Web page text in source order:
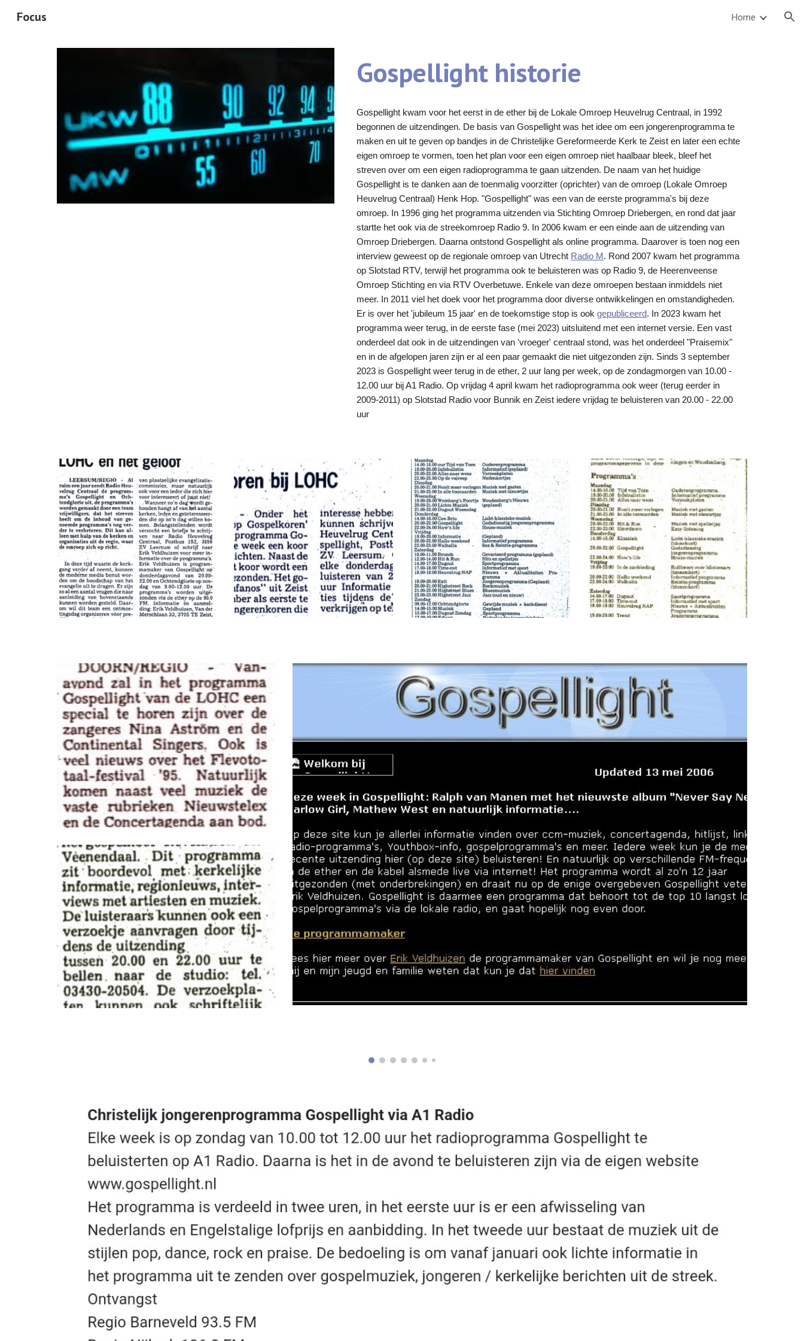
Focus Home
Gospellight historie
Gospellight kwam voor het eerst in de ether bij de Lokale Omroep Heuvelrug Centraal, in 1992
begonnen de uitzendingen. De basis van Gospellight was het idee om een jongerenprogramma te
maken en uit te geven op bandjes in de Christelijke Gereformeerde Kerk te Zeist en later een echte
eigen omroep te vormen, toen het plan voor een eigen omroep niet haalbaar bleek, bleef het
streven over om een eigen radioprogramma te gaan uitzenden. De naam van het huidige
Gospellight is te danken aan de toenmalig voorzitter (oprichter) van de omroep (Lokale Omroep
Heuvelrug Centraal) Henk Hop. "Gospellight" was een van de eerste programma's bij deze
omroep. In 1996 ging het programma uitzenden via Stichting Omroep Driebergen, en rond dat jaar
startte het ook via de streekomroep Radio 9. In 2006 kwam er een einde aan de uitzending van
Omroep Driebergen. Daarna ontstond Gospellight als online programma. Daarover is toen nog een
interview geweest op de regionale omroep van Utrecht Radio M . Rond 2007 kwam het programma
op Slotstad RTV, terwijl het programma ook te beluisteren was op Radio 9, de Heerenveense
Omroep Stichting en via RTV Overbetuwe. Enkele van deze omroepen bestaan inmiddels niet
meer. In 2011 viel het doek voor het programma door diverse ontwikkelingen en omstandigheden.
Er is over het 'jubileum 15 jaar' en de toekomstige stop is ookgepubliceerd. In 2023 kwam het
programma weer terug, in de eerste fase (mei 2023) uitsluitend met een internet versie. Een vast
onderdeel dat ook in de uitzendingen van 'vroeger' centraal stond, was het onderdeel "Praisemix"
en in de afgelopen jaren zijn er al een paar gemaakt die niet uitgezonden zijn. Sinds 3 september
2023 isGospellight weer terug in de ether, 2 uur lang per week, op de zondagmorgen van 10.00 -
12.00 uur bij A1 Radio. Op vrijdag 4 april kwam het radioprogramma ook weer (terug eerder in
2009-2011) op Slotstad Radio voor Bunnik en Zeist iedere vrijdag te beluisteren van 20.00 - 22.00
uur